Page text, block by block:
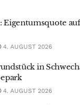
auf
4. AUGUST 2026
in
4. AUGUST 2026